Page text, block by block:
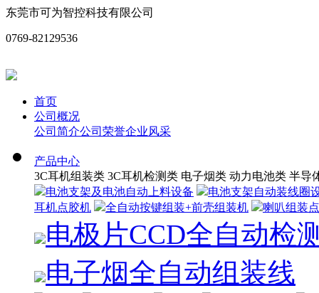
东莞市可为智控科技有限公司
0769-82129536
首页
公司概况
公司简介公司荣誉企业风采
产品中心
3C耳机组装类 3C耳机检测类 电子烟类 动力电池类 半导
电池支架及电池自动上料设备
电池支架自动装线圈
耳机点胶机
全自动按键组装+前壳组装机 喇叭组装
电极片CCD全自动检
电子烟全自动组装线